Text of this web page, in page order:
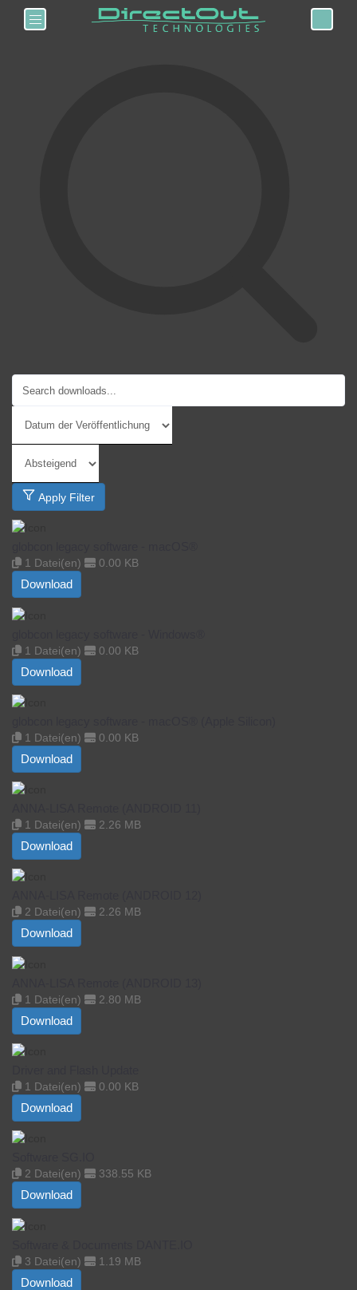
Toggle navigation
Apply Filter
1 Datei(en) 0.00 KB
Download
1 Datei(en) 0.00 KB
Download
1 Datei(en) 0.00 KB
Download
1 Datei(en) 2.26 MB
Download
2 Datei(en) 2.26 MB
Download
1 Datei(en) 2.80 MB
Download
1 Datei(en) 0.00 KB
Download
2 Datei(en) 338.55 KB
Download
3 Datei(en) 1.19 MB
Download